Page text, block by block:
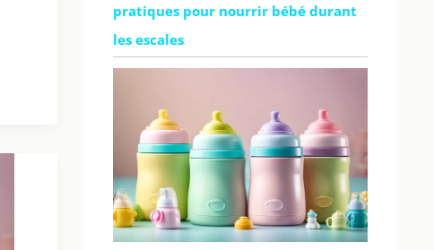
pratiques pour nourrir bébé durant
les escales